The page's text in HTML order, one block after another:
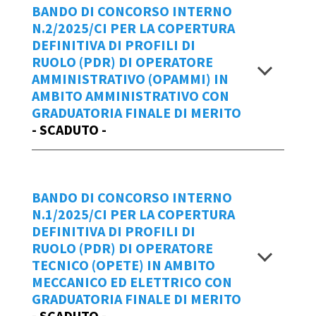
Data Emissione Bando
05/03/2025
BANDO - OPSPCONT Tributario
ALLEGATO - OPSPCONT CI
Allegato sub 1 - OPSPCONT tributario
CI
3/2025/CI
Scadenza domande
entro le ore 18:00 di lunedì 24 marzo
2025
Manuale d'uso IOL
Data Emissione Bando
05/03/2025
BANDO CIn.3 OPSPAMMI STATO CIVILE
BANDO DI CONCORSO INTERNO
N.2/2025/CI PER LA COPERTURA
DEFINITIVA DI PROFILI DI
RUOLO (PDR) DI OPERATORE
AMMINISTRATIVO (OPAMMI) IN
AMBITO AMMINISTRATIVO CON
GRADUATORIA FINALE DI MERITO
- SCADUTO -
2/2025/CI
Scadenza domande
entro le ore 18:00 di lunedì 24 marzo
2025
BANDO DI CONCORSO INTERNO
N.1/2025/CI PER LA COPERTURA
DEFINITIVA DI PROFILI DI
RUOLO (PDR) DI OPERATORE
TECNICO (OPETE) IN AMBITO
MECCANICO ED ELETTRICO CON
GRADUATORIA FINALE DI MERITO